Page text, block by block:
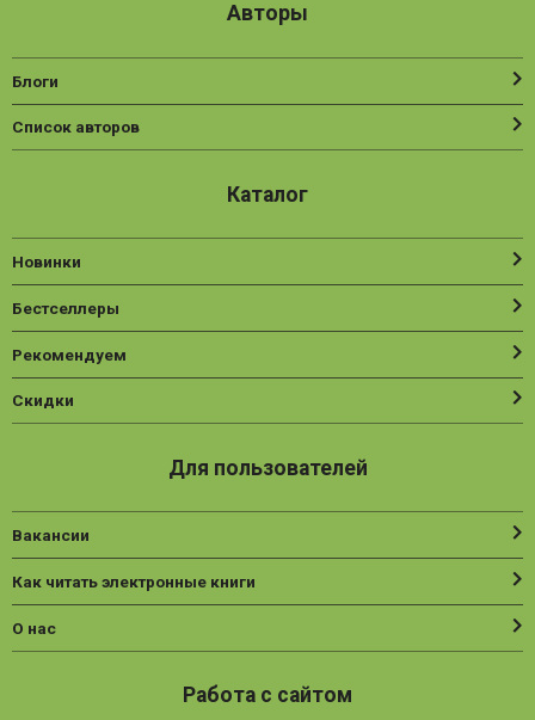
Авторы
Блоги
Список авторов
Каталог
Новинки
Бестселлеры
Рекомендуем
Скидки
Для пользователей
Вакансии
Как читать электронные книги
О нас
Работа с сайтом